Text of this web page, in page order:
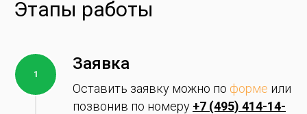
Этапы работы
Заявка
Оставить заявку можно по форме или
позвонив по номеру +7 (495) 414-14-